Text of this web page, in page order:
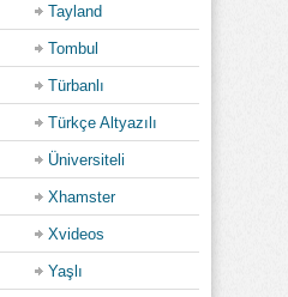
Tayland
Tombul
Türbanlı
Türkçe Altyazılı
Üniversiteli
Xhamster
Xvideos
Yaşlı